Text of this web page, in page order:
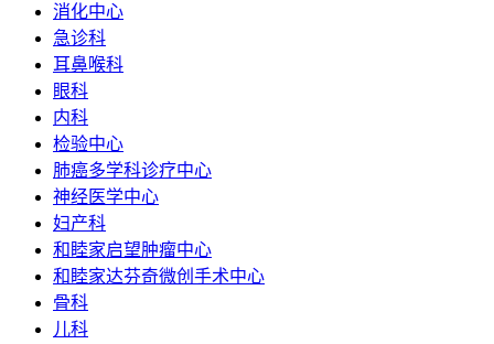
消化中心
急诊科
耳鼻喉科
眼科
内科
检验中心
肺癌多学科诊疗中心
神经医学中心
妇产科
和睦家启望肿瘤中心
和睦家达芬奇微创手术中心
骨科
儿科